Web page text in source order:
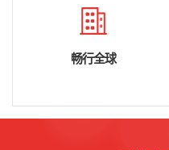
畅行全球